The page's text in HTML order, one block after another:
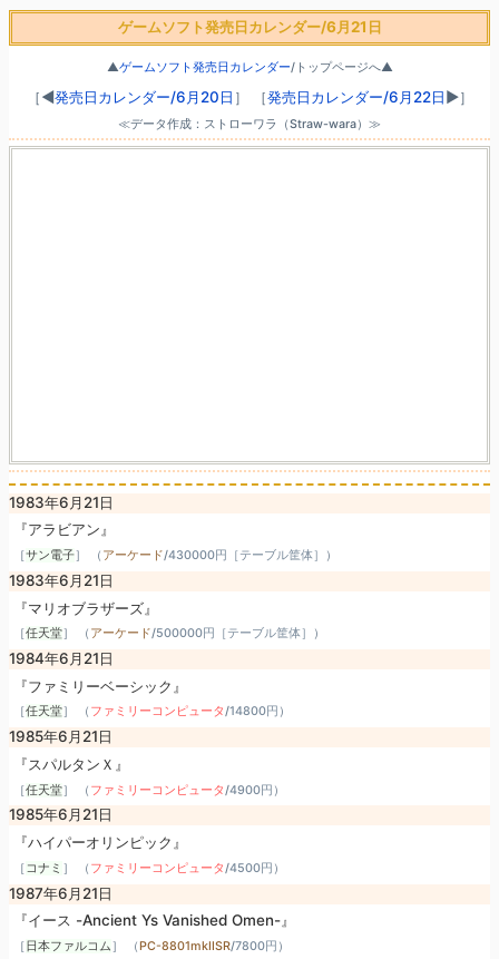
ゲームソフト発売日カレンダー/6月21日
▲ゲームソフト発売日カレンダー/トップページへ▲
［◀発売日カレンダー/6月20日 ］ ［発売日カレンダー/6月22日▶］
≪データ作成：ストローワラ（Straw-wara）≫
1983年6月21日
『アラビアン』
［サン電子］ （ アーケード/430000円［テーブル筐体］ ）
1983年6月21日
『マリオブラザーズ』
［任天堂］ （ アーケード/500000円［テーブル筐体］ ）
1984年6月21日
『ファミリーベーシック』
［任天堂］ （ ファミリーコンピュータ/14800円 ）
1985年6月21日
『スパルタンＸ』
［任天堂］ （ ファミリーコンピュータ/4900円 ）
1985年6月21日
『ハイパーオリンピック』
［コナミ ］ （ ファミリーコンピュータ/4500円 ）
1987年6月21日
『イース -Ancient Ys Vanished Omen-』
［日本ファルコム］ （PC-8801mkIISR/7800円 ）